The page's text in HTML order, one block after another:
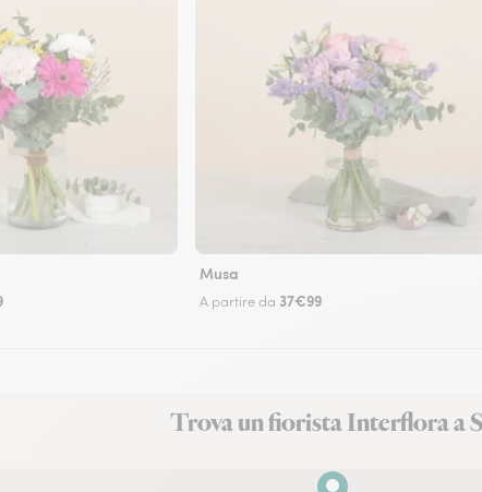
Musa
A partire da 37€99
Trova un fiorista Interflora a